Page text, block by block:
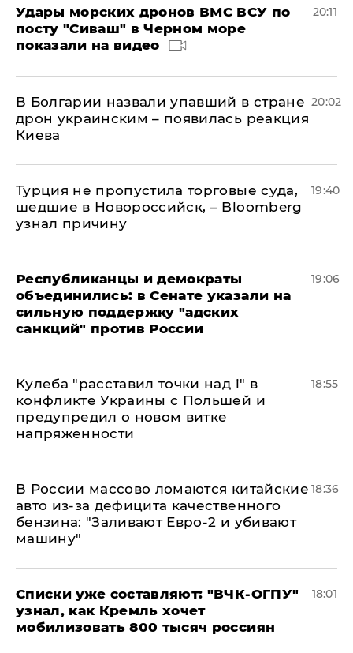
Удары морских дронов ВМС ВСУ по
посту "Сиваш" в Черном море
показали на видео
20:11
В Болгарии назвали упавший в стране
дрон украинским – появилась реакция
Киева
20:02
Турция не пропустила торговые суда,
шедшие в Новороссийск, – Bloomberg
узнал причину
19:40
Республиканцы и демократы
объединились: в Сенате указали на
сильную поддержку "адских
санкций" против России
19:06
Кулеба "расставил точки над і" в
конфликте Украины с Польшей и
предупредил о новом витке
напряженности
18:55
В России массово ломаются китайские
авто из-за дефицита качественного
бензина: "Заливают Евро-2 и убивают
машину"
18:36
Списки уже составляют: "ВЧК-ОГПУ"
узнал, как Кремль хочет
мобилизовать 800 тысяч россиян
18:01